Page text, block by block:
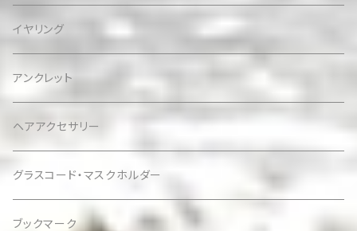
イヤリング
アンクレット
ヘアアクセサリー
グラスコード・マスクホルダー
ブックマーク